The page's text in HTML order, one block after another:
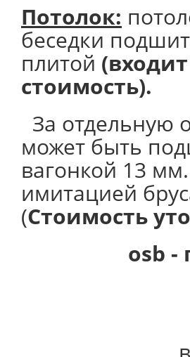
Потолок:
беседки
плитой
стоимость).
За отдельную
может быть
вагонкой 13
имитацией
(Стоимость
osb